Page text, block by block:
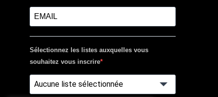
Sélectionnez les listes auxquelles vous
souhaitez vous inscrire
Aucune liste sélectionnée